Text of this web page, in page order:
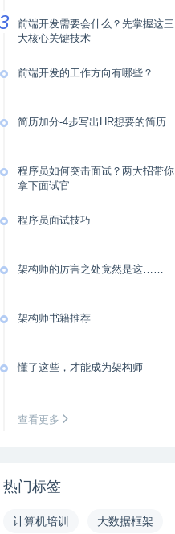
前端开发需要会什么？先掌握这三
大核心关键技术
前端开发的工作方向有哪些？
简历加分-4步写出HR想要的简历
程序员如何突击面试？两大招带你
拿下面试官
程序员面试技巧
架构师的厉害之处竟然是这……
架构师书籍推荐
懂了这些，才能成为架构师
查看更多
热门标签
计算机培训 大数据框架